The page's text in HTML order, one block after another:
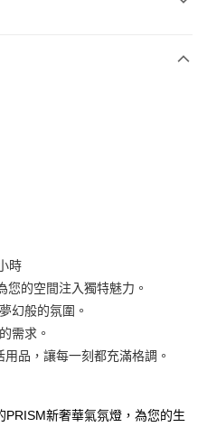
運費
)免運費
時
您的空間注入獨特魅力。
幻般的氛圍。
需求。
品，讓每一刻都充滿格調。
新奢華氣氛燈，為您的生